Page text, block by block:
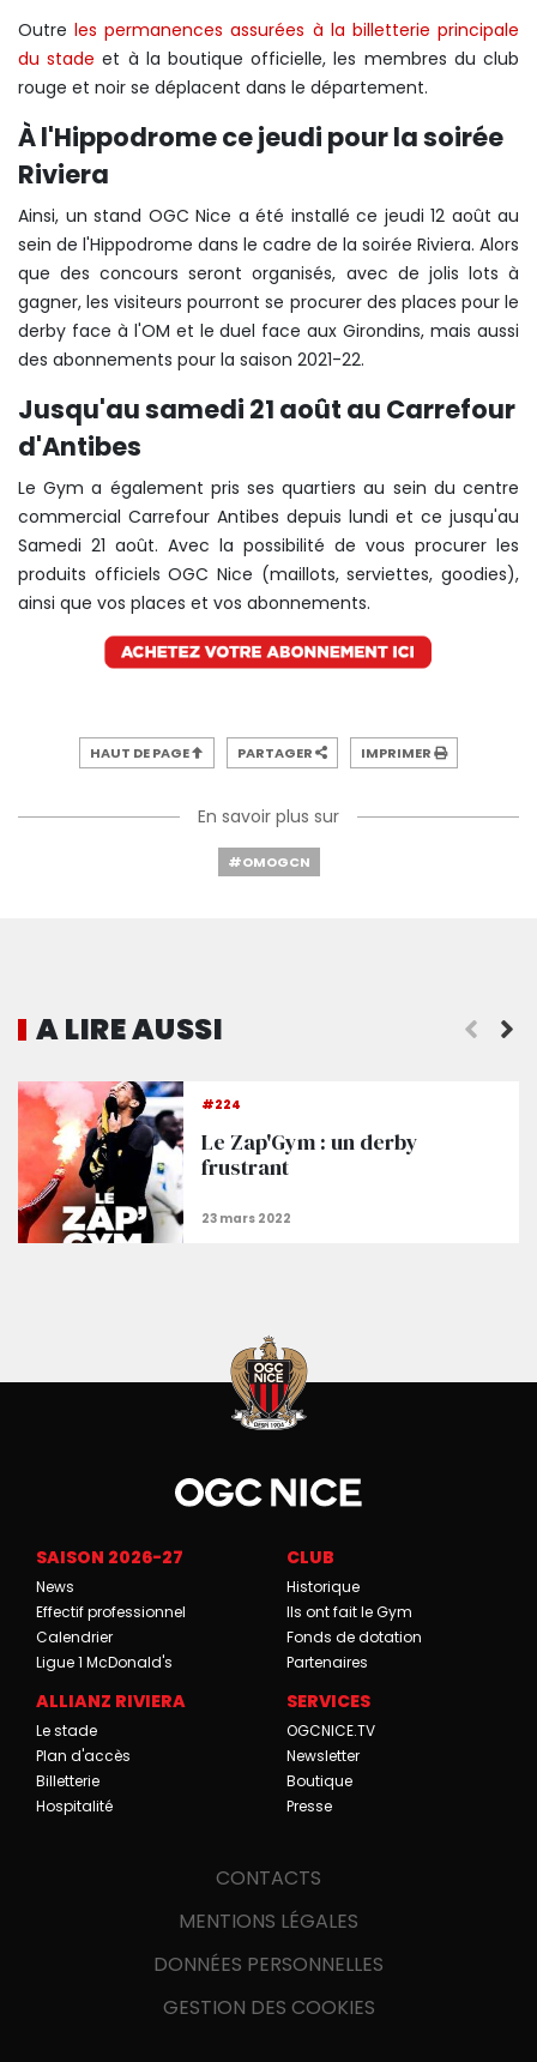
Outreles permanences assurées à la billetterie principale
du stade et à la boutique officielle, les membres du club
rouge et noir se déplacent dans le département.
À l'Hippodrome ce jeudi pour la soirée
Riviera
Ainsi, un stand OGC Nice a été installé ce jeudi 12 août au
sein de l'Hippodrome dans le cadre de la soirée Riviera. Alors
que des concours seront organisés, avec de jolis lots à
gagner, les visiteurs pourront se procurer des places pour le
derby face à l'OM et le duel face aux Girondins, mais aussi
des abonnements pour la saison 2021-22.
Jusqu'au samedi 21 août au Carrefour
d'Antibes
Le Gym a également pris ses quartiers au sein du centre
commercial Carrefour Antibes depuis lundi et ce jusqu'au
Samedi 21 août. Avec la possibilité de vous procurer les
produits officiels OGC Nice (maillots, serviettes, goodies),
ainsi que vos places et vos abonnements.
HAUT DE PAGE PARTAGER IMPRIMER
En savoir plus sur
#OMOGCN
A LIRE AUSSI
#224
Le Zap'Gym : un derby
frustrant
Une défaite au goût amer (2-1)
SAISON 2026-27
News
Effectif professionnel
Calendrier
Ligue 1 McDonald's
CLUB
Historique
Ils ont fait le Gym
Fonds de dotation
Partenaires
ALLIANZ RIVIERA
Le stade
Plan d'accès
Billetterie
Hospitalité
SERVICES
OGCNICE.TV
Newsletter
Boutique
Presse
CONTACTS
MENTIONS LÉGALES
DONNÉES PERSONNELLES
GESTION DES COOKIES